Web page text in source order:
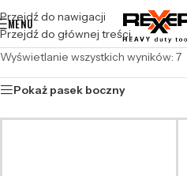
Przejdź do nawigacji
Przejdź do głównej treści
MENU
Wyświetlanie wszystkich wyników: 7
Pokaż pasek boczny